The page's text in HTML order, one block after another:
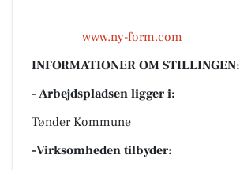
www.ny-form.com
INFORMATIONER OM STILLINGEN:
- Arbejdspladsen ligger i:
Tønder Kommune
-Virksomheden tilbyder: